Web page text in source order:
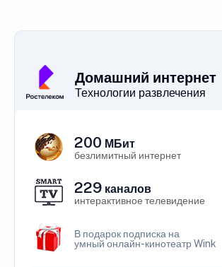
Домашний интернет
Технологии развлечения
200 МБит
безлимитный интернет
229 каналов
интерактивное телевидение
В подарок подписка на
умный онлайн-кинотеатр Wink